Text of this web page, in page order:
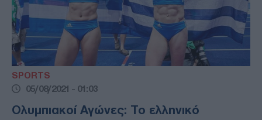
SPORTS
05/08/2021 - 01:03
Ολυμπιακοί Αγώνες: Το ελληνικό